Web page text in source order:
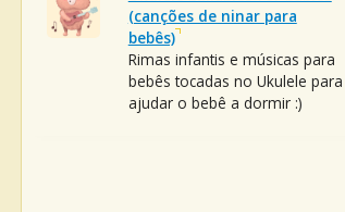
(canções de ninar para
bebês)
Rimas infantis e músicas para
bebês tocadas no Ukulele para
ajudar o bebê a dormir :)